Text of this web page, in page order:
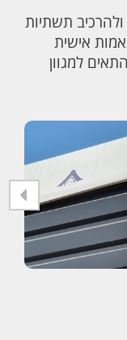
תשתיות
אישית
למגוון